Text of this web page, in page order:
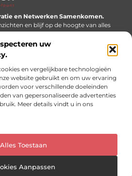
uw
en vergelijkbare technologieën
website gebruikt en om uw ervaring
voor verschillende doeleinden
van gepersonaliseerde advertenties
Meer details vindt u in ons
Alles Toestaan
Aanpassen
en Netwerken Samenkomen.
en blijf op de hoogte van alles
speelt in de wereld.
Cookiebeleid (EU)
All Right Reserved.